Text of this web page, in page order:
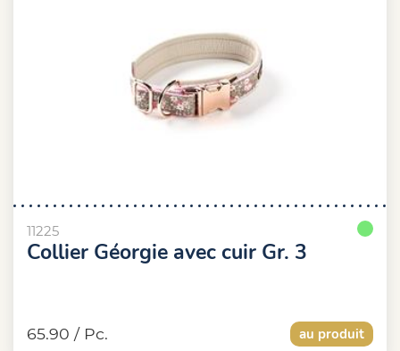
11225
Collier Géorgie avec cuir Gr. 3
au produit
65.90 / Pc.